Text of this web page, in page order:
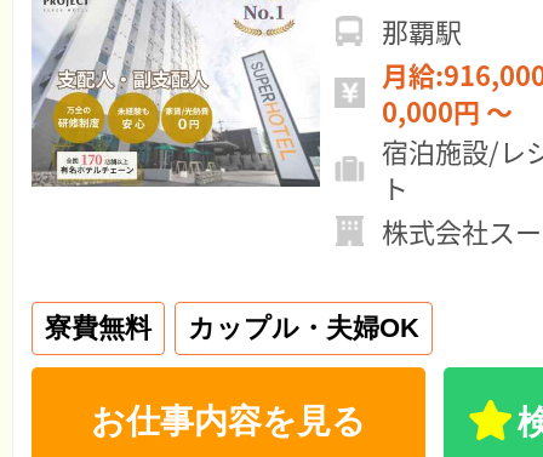
那覇駅
月給:916,000円 ～
0,000円 ～
宿泊施設/レ
ト
株式会社ス
寮費無料 カップル・夫婦OK
お仕事内容を見る